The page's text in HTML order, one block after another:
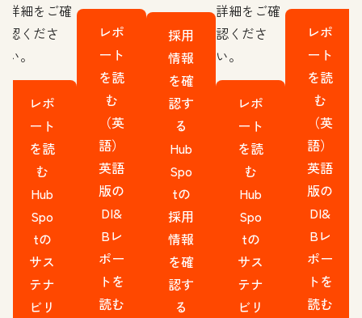
詳細をご確
認くださ
い。
レポ
ート
を読
む
Hub
Spo
tの
サス
テナ
ビリ
レポ
ート
を読
む
（英
語）
英語
版の
DI&
Bレ
ポー
トを
読む
採用
情報
を確
認す
る
Hub
Spo
tの
採用
情報
を確
認す
る
詳細をご確
認くださ
い。
レポ
ート
を読
む
Hub
Spo
tの
サス
テナ
ビリ
レポ
ート
を読
む
（英
語）
英語
版の
DI&
Bレ
ポー
トを
読む